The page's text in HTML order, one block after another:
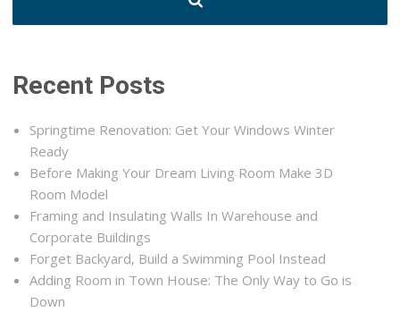
Recent Posts
Springtime Renovation: Get Your Windows Winter
Ready
Before Making Your Dream Living Room Make 3D
Room Model
Framing and Insulating Walls In Warehouse and
Corporate Buildings
Forget Backyard, Build a Swimming Pool Instead
Adding Room in Town House: The Only Way to Go is
Down